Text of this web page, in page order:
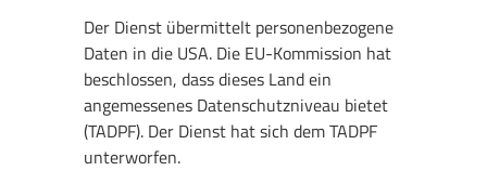
Der Dienst übermittelt personenbezogene
Daten in die USA. Die EU-Kommission hat
beschlossen, dass dieses Land ein
angemessenes Datenschutzniveau bietet
(TADPF). Der Dienst hat sich dem TADPF
unterworfen.